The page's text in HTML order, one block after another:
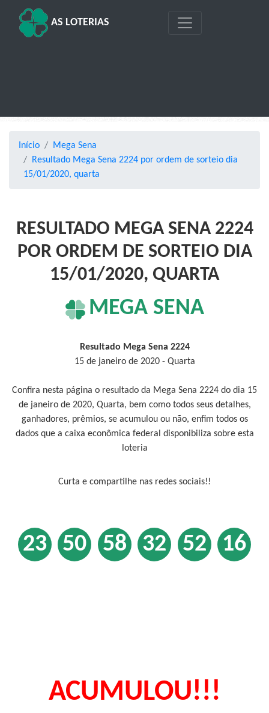
AS LOTERIAS
Início
Mega Sena
Resultado Mega Sena 2224 por ordem de sorteio dia
15/01/2020, quarta
RESULTADO MEGA SENA 2224
POR ORDEM DE SORTEIO DIA
15/01/2020, QUARTA
MEGA SENA
Resultado Mega Sena 2224
15 de janeiro de 2020 - Quarta
Confira nesta página o resultado da Mega Sena 2224 do dia 15
de janeiro de 2020, Quarta, bem como todos seus detalhes,
ganhadores, prêmios, se acumulou ou não, enfim todos os
dados que a caixa econômica federal disponibiliza sobre esta
loteria
Curta e compartilhe nas redes sociais!!
23 50 58 32 52 16
ACUMULOU!!!